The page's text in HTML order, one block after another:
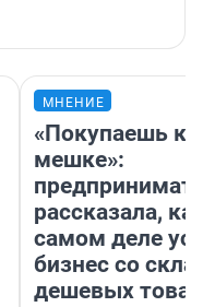
МНЕНИЕ
«Покупаешь
мешке»:
рассказала,
самом деле
бизнес со
дешевых